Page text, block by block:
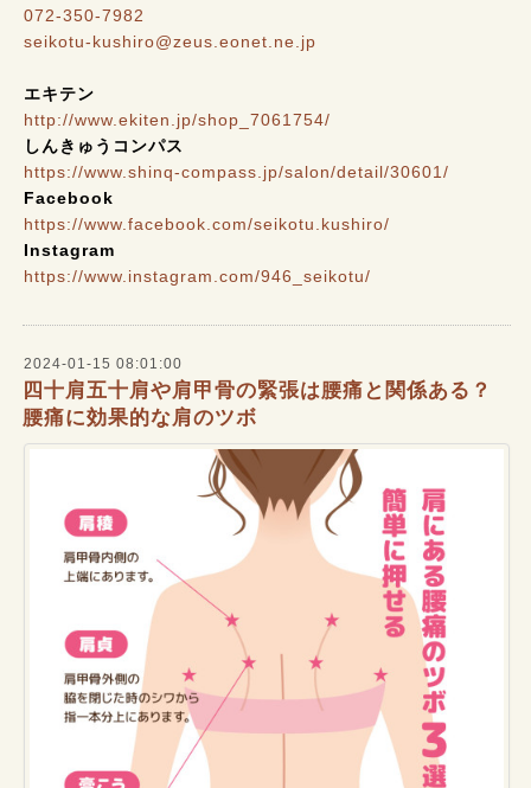
072-350-7982
seikotu-kushiro@zeus.eonet.ne.jp
エキテン
http://www.ekiten.jp/shop_7061754/
しんきゅうコンパス
https://www.shinq-compass.jp/salon/detail/30601/
Facebook
https://www.facebook.com/seikotu.kushiro/
Instagram
https://www.instagram.com/946_seikotu/
2024-01-15 08:01:00
四十肩五十肩や肩甲骨の緊張は腰痛と関係ある？
腰痛に効果的な肩のツボ